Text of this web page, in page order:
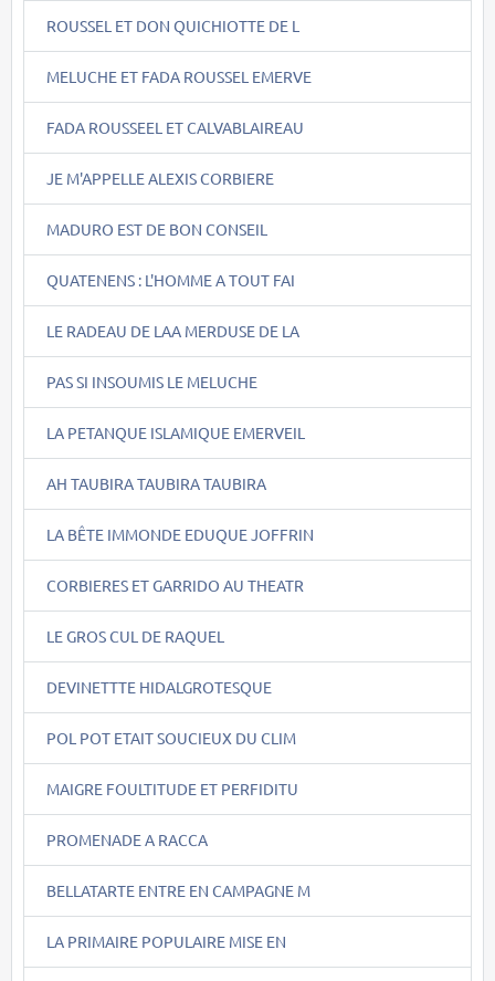
ROUSSEL ET DON QUICHIOTTE DE L
MELUCHE ET FADA ROUSSEL EMERVE
FADA ROUSSEEL ET CALVABLAIREAU
JE M'APPELLE ALEXIS CORBIERE
MADURO EST DE BON CONSEIL
QUATENENS : L'HOMME A TOUT FAI
LE RADEAU DE LAA MERDUSE DE LA
PAS SI INSOUMIS LE MELUCHE
LA PETANQUE ISLAMIQUE EMERVEIL
AH TAUBIRA TAUBIRA TAUBIRA
LA BÊTE IMMONDE EDUQUE JOFFRIN
CORBIERES ET GARRIDO AU THEATR
LE GROS CUL DE RAQUEL
DEVINETTTE HIDALGROTESQUE
POL POT ETAIT SOUCIEUX DU CLIM
MAIGRE FOULTITUDE ET PERFIDITU
PROMENADE A RACCA
BELLATARTE ENTRE EN CAMPAGNE M
LA PRIMAIRE POPULAIRE MISE EN